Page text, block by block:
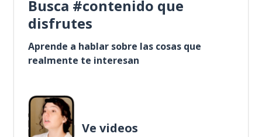
Busca #contenido que
disfrutes
Aprende a hablar sobre las cosas que
realmente te interesan
Ve videos